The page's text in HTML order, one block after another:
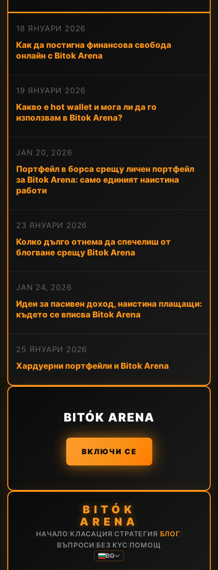
18 ЯНУАРИ 2026
Как да постигна финансова свобода
онлайн с Bitok Arena
19 ЯНУАРИ 2026
Какво е hot wallet и мога ли да го
използвам в Bitok Arena?
JAN 20, 2026
Портфейл в борса срещу личен портфейл
за Bitok Arena: само единият наистина
работи
23 ЯНУАРИ 2026
Колко дълго отнема да спечелиш от
блогване срещу Bitok Arena
JAN 24, 2026
Идеи за пасивен доход, наистина плащащи:
където се вписва Bitok Arena
25 ЯНУАРИ 2026
Хардуерни портфейли и Bitok Arena
BITÓK ARENA
ВКЛЮЧИ СЕ
BITÓK
ARENA
НАЧАЛО КЛАСАЦИЯ |СТРАТЕГИЯ БЛОГ
ВЪПРОСИ БЕЗ KYC ПОМОЩ
BG